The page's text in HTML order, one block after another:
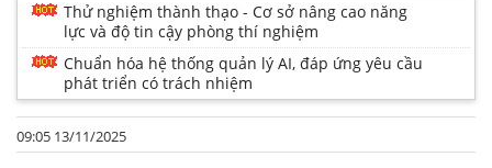
Thử nghiệm thành thạo - Cơ sở nâng cao năng
lực và độ tin cậy phòng thí nghiệm
Chuẩn hóa hệ thống quản lý AI, đáp ứng yêu cầu
phát triển có trách nhiệm
09:05 13/11/2025